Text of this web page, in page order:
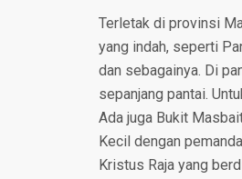
Terletak di provinsi
yang indah, seperti
dan sebagainya. Di
sepanjang pantai.
Ada juga Bukit
Kecil dengan
Kristus Raja yang